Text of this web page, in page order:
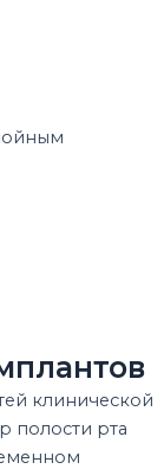
клинической
полости рта